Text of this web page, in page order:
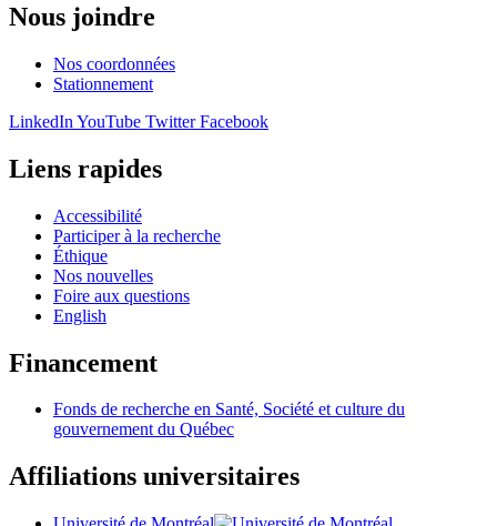
Nous joindre
Nos coordonnées
Stationnement
LinkedIn YouTube Twitter Facebook
Liens rapides
Accessibilité
Participer à la recherche
Éthique
Nos nouvelles
Foire aux questions
English
Financement
Fonds de recherche en Santé, Société et culture du
gouvernement du Québec
Affiliations universitaires